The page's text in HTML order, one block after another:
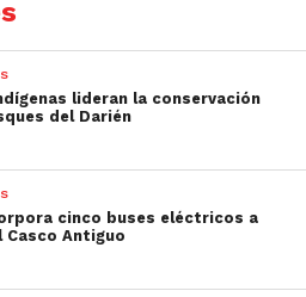
lideran la conservación
del Darién
cinco buses eléctricos a
Casco Antiguo